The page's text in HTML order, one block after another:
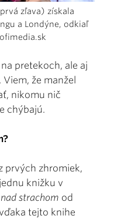
zľava) získala
a Londýne, odkiaľ
pretekoch, ale aj
že manžel
nikomu nič
chýbajú.
prvých zhromiek,
knižku v
strachom od
tejto knihe